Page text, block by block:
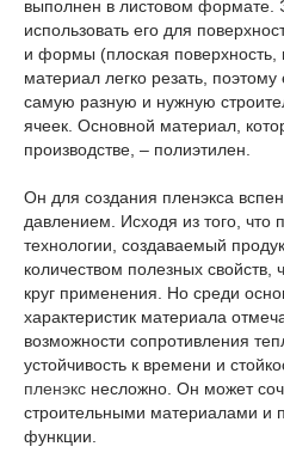
выполнен в листовом формате.
использовать его для
и формы (плоская поверхность,
материал легко резать,
самую разную и нужную
ячеек. Основной материал,
производстве, – полиэтилен.
Он для создания пленэкса
давлением. Исходя из того, что
технологии, создаваемый
количеством полезных
круг применения. Но среди
характеристик материала
возможности сопротивления
устойчивость к времени и
пленэкс несложно. Он может
строительными материалами и
функции.